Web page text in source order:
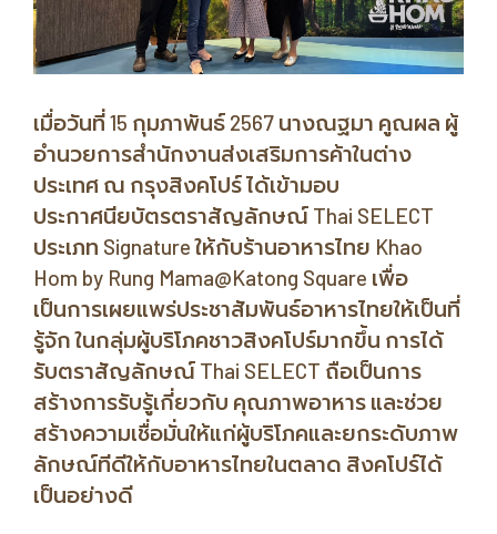
เมื่อวันที่ 15 กุมภาพันธ์ 2567 นางณฐมา คูณผล ผู้
อำนวยการสำนักงานส่งเสริมการค้าในต่าง
ประเทศ ณ กรุงสิงคโปร์ ได้เข้ามอบ
ประกาศนียบัตรตราสัญลักษณ์ Thai SELECT
ประเภท Signature ให้กับร้านอาหารไทย Khao
Hom by Rung Mama@Katong Square เพื่อ
เป็นการเผยแพร่ประชาสัมพันธ์อาหารไทยให้เป็นที่
รู้จัก ในกลุ่มผู้บริโภคชาวสิงคโปร์มากขึ้น การได้
รับตราสัญลักษณ์ Thai SELECT ถือเป็นการ
สร้างการรับรู้เกี่ยวกับ คุณภาพอาหาร และช่วย
สร้างความเชื่อมั่นให้แก่ผู้บริโภคและยกระดับภาพ
ลักษณ์ทีดีให้กับอาหารไทยในตลาด สิงคโปร์ได้
เป็นอย่างดี